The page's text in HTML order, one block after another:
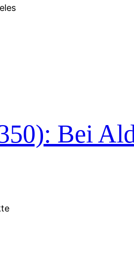
Bei